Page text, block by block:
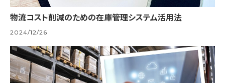
物流コスト削減のための在庫管理システム活用法
2024/12/26